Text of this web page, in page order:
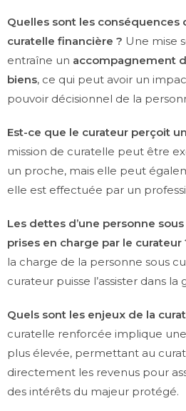
Quelles sont les conséquences
curatelle financière ? Une mise
entraîne un accompagnement
biens, ce qui peut avoir un
pouvoir décisionnel de la
Est-ce que le curateur perçoit
mission de curatelle peut être
un proche, mais elle peut
elle est effectuée par un
Les dettes d’une personne
prises en charge par le curateur
la charge de la personne sous
curateur puisse l’assister dans la
Quels sont les enjeux de la
curatelle renforcée implique une
plus élevée, permettant au
directement les revenus pour
des intérêts du majeur protégé.